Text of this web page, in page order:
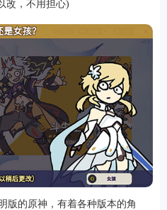
改，不用担心)
版的原神，有着各种版本的角